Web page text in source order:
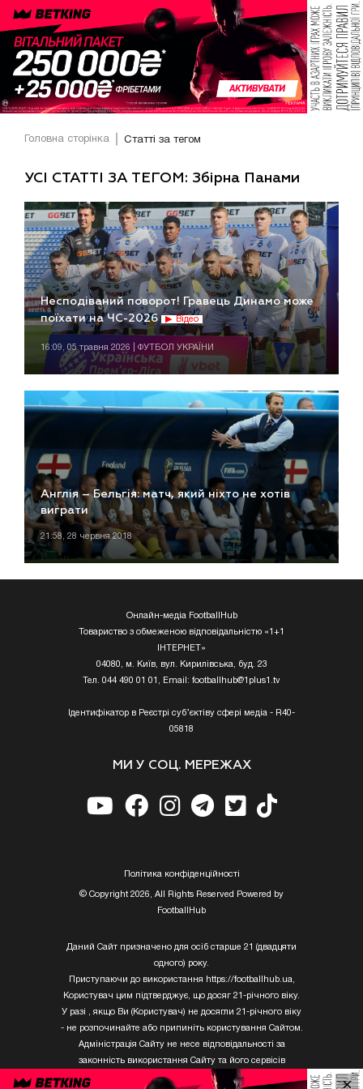
Головна сторінка Статті за тегом
УСІ СТАТТІ ЗА ТЕГОМ: Збірна Панами
Несподіваний поворот! Гравець Динамо може
поїхати на ЧС-2026
Відео
16:09, 05 травня 2026 | ФУТБОЛ УКРАЇНИ
Англія – Бельгія: матч, який ніхто не хотів
виграти
21:58, 28 червня 2018
Онлайн-медіа FootballHub
Товариство з обмеженою відповідальністю «1+1
ІНТЕРНЕТ»
04080, м. Київ, вул. Кирилівська, буд. 23
Тел. 044 490 01 01, Email: footballhub@1plus1.tv
Ідентифікатор в Реєстрі суб’єктіву сфері медіа - R40-
05818
МИ У СОЦ. МЕРЕЖАХ
Полiтика конфiденцiйностi
© Copyright 2026, All Rights Reserved Powered by
FootballHub
Даний Сайт призначено для осіб старше 21 (двадцяти
одного) року.
Приступаючи до використання https://footballhub.ua,
Користувач цим підтверджує, що досяг 21-річного віку.
У разі , якщо Ви (Користувач) не досягли 21-річного віку
- не розпочинайте або припиніть користування Сайтом.
Адміністрація Сайту не несе відповідальності за
законність використання Сайту та його сервісів
Користувачем, який не досяг 21-річного віку.
×